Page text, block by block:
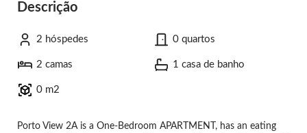
Descrição
2 hóspedes 0 quartos
2 camas 1 casa de banho
0 m2
Porto View 2A is a One-Bedroom APARTMENT, has an eating